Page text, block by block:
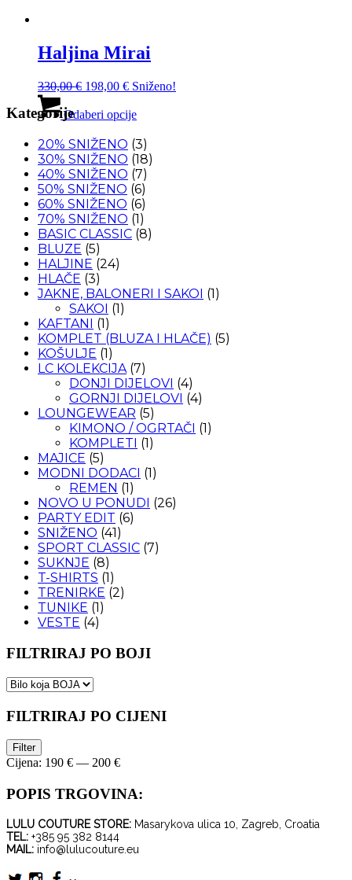
Haljina Mirai
330,00€ Izvorna
bila
330,00 €.
198,00 €Trenutna
je:
Sniženo!
Odaberi opcijeproizvod
više
varijanti.
Opcije
se
mogu
odabrati
na
stranici
Kategorije
20% SNIŽENO (3)
30% SNIŽENO (18)
40% SNIŽENO (7)
50% SNIŽENO (6)
60% SNIŽENO (6)
70% SNIŽENO (1)
BASIC CLASSIC (8)
BLUZE (5)
HALJINE (24)
HLAČE (3)
JAKNE, BALONERI I SAKOI (1)
SAKOI (1)
KAFTANI (1)
KOMPLET (BLUZA I HLAČE) (5)
KOŠULJE (1)
LC KOLEKCIJA (7)
DONJI DIJELOVI (4)
GORNJI DIJELOVI (4)
LOUNGEWEAR (5)
KIMONO / OGRTAČI (1)
KOMPLETI (1)
MAJICE (5)
MODNI DODACI (1)
REMEN (1)
NOVO U PONUDI (26)
PARTY EDIT (6)
SNIŽENO (41)
SPORT CLASSIC (7)
SUKNJE (8)
T-SHIRTS (1)
TRENIRKE (2)
TUNIKE (1)
VESTE (4)
FILTRIRAJ PO BOJI
FILTRIRAJ PO CIJENI
Minimalna
cijena
Maksimalna
cijena
Filter
Cijena: 190 € — 200 €
POPIS TRGOVINA:
LULU COUTURE STORE: Masarykova ulica 10, Zagreb, Croatia
TEL: +385 95 382 8144
MAIL: info@lulucouture.eu